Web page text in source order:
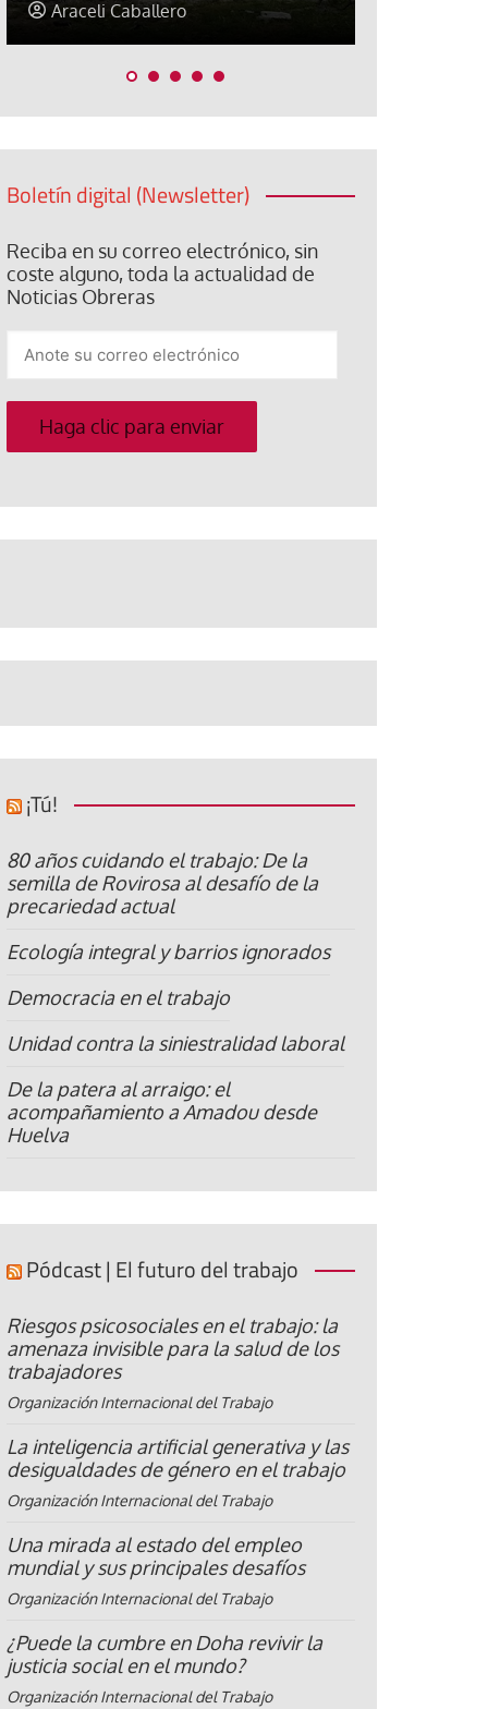
Jorge Hernández
Boletín digital (Newsletter)
Reciba en su correo electrónico, sin
coste alguno, toda la actualidad de
Noticias Obreras
su
correo
electrónico
Haga clic para enviar
¡Tú!
80 años cuidando el trabajo: De la
semilla de Rovirosa al desafío de la
precariedad actual
Ecología integral y barrios ignorados
Democracia en el trabajo
Unidad contra la siniestralidad laboral
De la patera al arraigo: el
acompañamiento a Amadou desde
Huelva
Pódcast | El futuro del trabajo
Riesgos psicosociales en el trabajo: la
amenaza invisible para la salud de los
trabajadores
Organización Internacional del Trabajo
La inteligencia artificial generativa y las
desigualdades de género en el trabajo
Organización Internacional del Trabajo
Una mirada al estado del empleo
mundial y sus principales desafíos
Organización Internacional del Trabajo
¿Puede la cumbre en Doha revivir la
justicia social en el mundo?
Organización Internacional del Trabajo